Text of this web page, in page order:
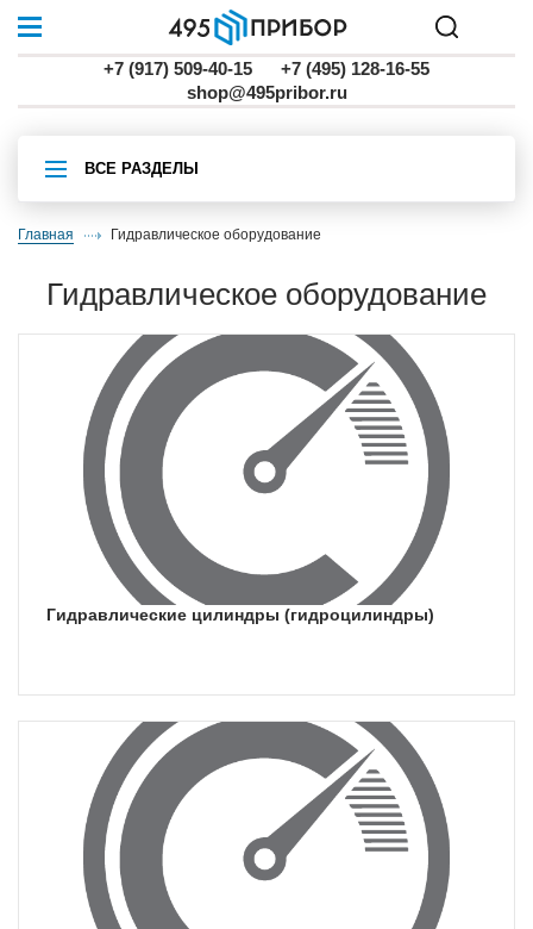
+7 (917) 509-40-15
+7 (495) 128-16-55
shop@495pribor.ru
ВСЕ РАЗДЕЛЫ
Главная Гидравлическое оборудование
Гидравлическое оборудование
Гидравлические цилиндры (гидроцилиндры)